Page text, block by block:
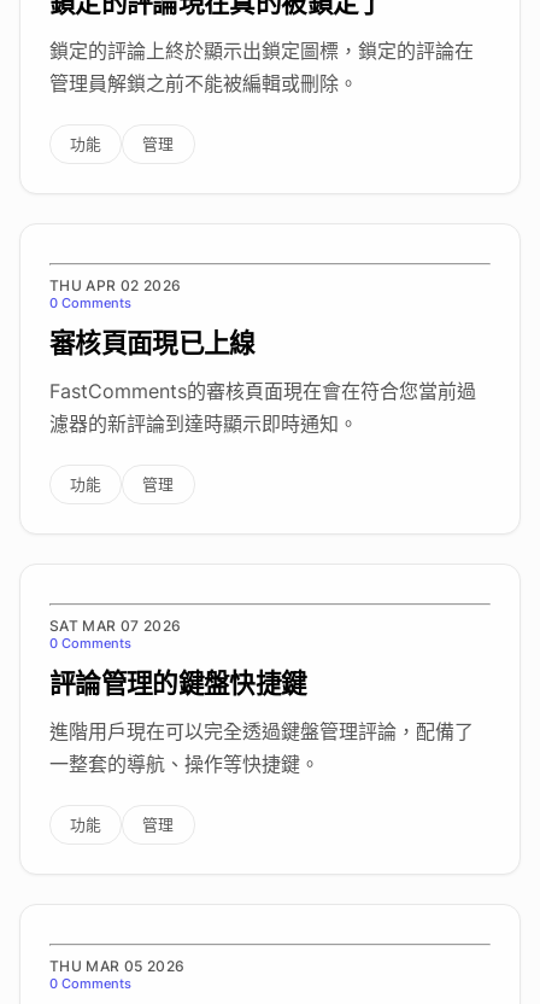
鎖定的評論上終於顯示出鎖定圖標，鎖定的評論在
管理員解鎖之前不能被編輯或刪除。
功能 管理
THU APR 02 2026
0 Comments
審核頁面現已上線
FastComments的審核頁面現在會在符合您當前過
濾器的新評論到達時顯示即時通知。
功能 管理
SAT MAR 07 2026
0 Comments
評論管理的鍵盤快捷鍵
進階用戶現在可以完全透過鍵盤管理評論，配備了
一整套的導航、操作等快捷鍵。
功能 管理
THU MAR 05 2026
0 Comments